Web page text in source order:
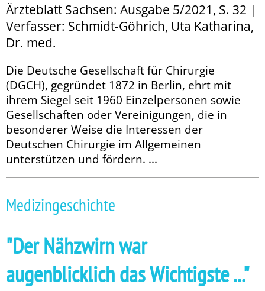
Ärzteblatt Sachsen: Ausgabe 5/2021, S. 32 |
Verfasser: Schmidt-Göhrich, Uta Katharina,
Dr. med.
Die Deutsche Gesellschaft für Chirurgie
(DGCH), gegründet 1872 in Berlin, ehrt mit
ihrem Siegel seit 1960 Einzelpersonen sowie
Gesellschaften oder Vereinigungen, die in
besonderer Weise die Interessen der
Deutschen Chirurgie im Allgemeinen
unterstützen und fördern. ...
Medizingeschichte
"Der Nähzwirn war
augenblicklich das Wichtigste ..."